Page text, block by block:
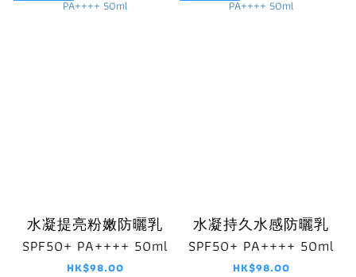
水凝提亮粉嫩防曬乳
SPF50+ PA++++ 50ml
HK$98.00
水凝持久水感防曬乳
SPF50+ PA++++ 50ml
HK$98.00